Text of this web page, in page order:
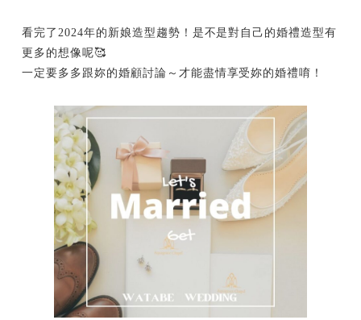
看完了2024年的新娘造型趨勢！是不是對自己的婚禮造型有
更多的想像呢🥰
一定要多多跟妳的婚顧討論～才能盡情享受妳的婚禮唷！